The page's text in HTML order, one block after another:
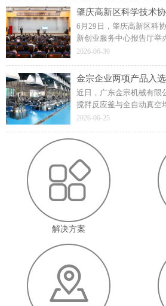
6月29日，肇庆高新区科
新创业服务中心报告厅举
相关领导，各单位、科研
2026-06-30
近日，广东金宗机械有限
搅拌反应釜与全自动真空
借技术先进性与成熟应用
获得省级官方认定。
2026-06-25
解决方案